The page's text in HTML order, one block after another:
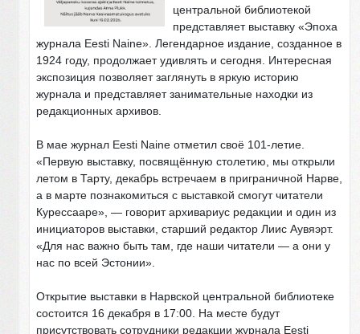
центральной библиотекой
представляет выставку «Эпоха
журнала Eesti Naine». Легендарное издание, созданное в
1924 году, продолжает удивлять и сегодня. Интересная
экспозиция позволяет заглянуть в яркую историю
журнала и представляет занимательные находки из
редакционных архивов.
В мае журнал Eesti Naineотметил своё 101-летие.
«Первую выставку, посвящённую столетию, мы открыли
летом в Тарту, декабрь встречаем в приграничной Нарве,
а в марте познакомиться с выставкой смогут читатели
Курессааре», — говорит архивариус редакции и один из
инициаторов выставки, старший редактор Лиис Аувяэрт.
«Для нас важно быть там, где наши читатели — а они у
нас по всей Эстонии».
Открытие выставки в Нарвской центральной библиотеке
состоится 16 декабря в 17:00. На месте будут
присутствовать сотрудники редакции журнала Eesti